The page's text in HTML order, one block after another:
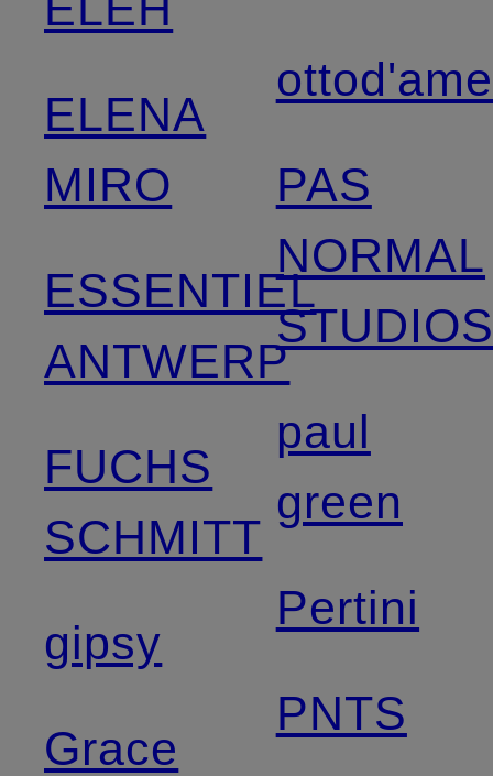
ELENA
MIRO
ESSENTIEL
ANTWERP
FUCHS
SCHMITT
gipsy
Grace
ottod'ame
PAS
NORMAL
paul
green
Pertini
PNTS